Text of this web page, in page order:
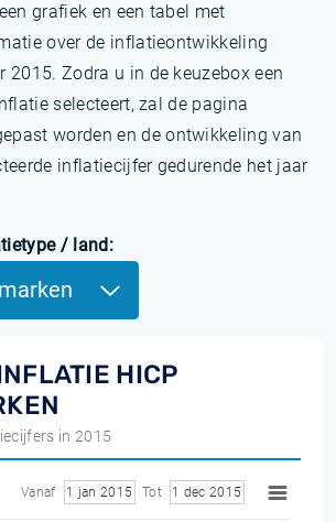
grafiek en een tabel met
over de inflatieontwikkeling
2015. Zodra u in de keuzebox een
selecteert, zal de pagina
worden en de ontwikkeling van
inflatiecijfer gedurende het jaar
/ land:
HICP
in 2015
Vanaf 1 jan 2015 Tot 1 dec 2015